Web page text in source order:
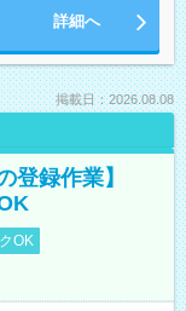
詳細へ
掲載日：2026.08.08
登録作業】
OK